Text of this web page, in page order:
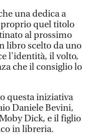
una dedica a
proprio quel titolo
al prossimo
libro scelto da uno
l'identità, il volto,
che il consiglio lo
questa iniziativa
Daniele Bevini,
Dick, e il figlio
in libreria.